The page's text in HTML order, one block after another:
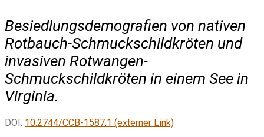
Besiedlungsdemografien von nativen
Rotbauch-Schmuckschildkröten und
invasiven Rotwangen-
Schmuckschildkröten in einem See in
Virginia.
DOI: 10.2744/CCB-1587.1 (externer Link)